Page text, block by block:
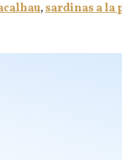
,sardinas a